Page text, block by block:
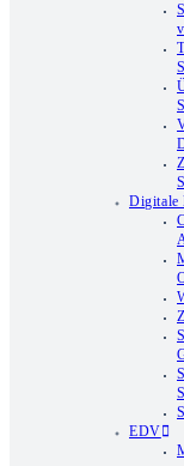
Digitale
EDV